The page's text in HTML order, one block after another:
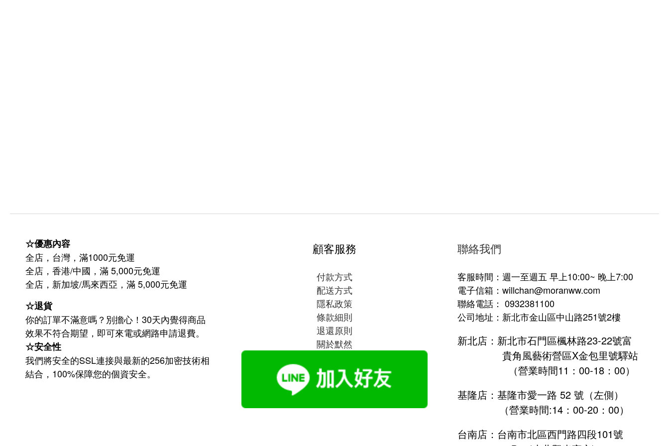
☆優惠內容
全店，台灣，滿1000元免運
全店，香港/中國，滿 5,000元免運
全店，新加坡/馬來西亞，滿 5,000元免運
☆退貨
你的訂單不滿意嗎？別擔心！30天內覺得商品
效果不符合期望，即可來電或網路申請退費。
☆安全性
我們將安全的SSL連接與最新的256加密技術相
結合，100%保障您的個資安全。
顧客服務
付款方式
配送方式
隱私政策
條款細則
退還原則
關於默然
聯絡我們
客服時間：週一至週五 早上10:00~ 晚上7:00
電子信箱：willchan@moranww.com
聯絡電話： 0932381100
公司地址：新北市金山區中山路251號2樓
新北店：新北市石門區楓林路23-22號富
貴角風藝術營區X金包里號驛站
（營業時間11：00-18：00）
基隆店：基隆市愛一路 52 號（左側）
（營業時間:14：00-20：00）
台南店：台南市北區西門路四段101號